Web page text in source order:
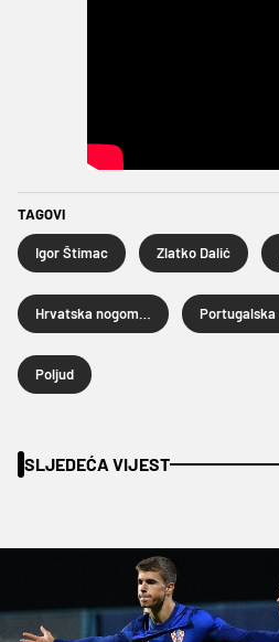
TAGOVI
Igor Štimac Zlatko Dalić
Poljud
SLJEDEĆA VIJEST